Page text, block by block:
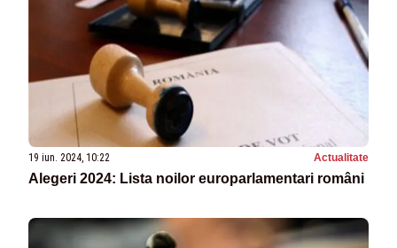
19 iun. 2024, 10:22 Actualitate
Alegeri 2024: Lista noilor europarlamentari români